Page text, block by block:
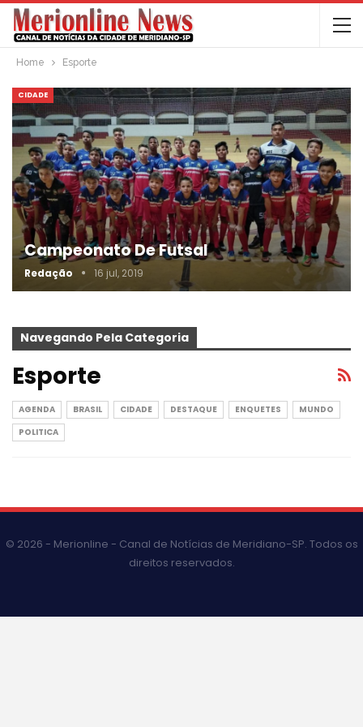
Home Esporte
CIDADE
Campeonato De Futsal
Redação 16 jul, 2019
Navegando Pela Categoria
Esporte
AGENDA BRASIL CIDADE DESTAQUE ENQUETES
MUNDO
POLITICA
© 2026 - Merionline - Canal de Notícias de Meridiano-SP. Todos os
direitos reservados.